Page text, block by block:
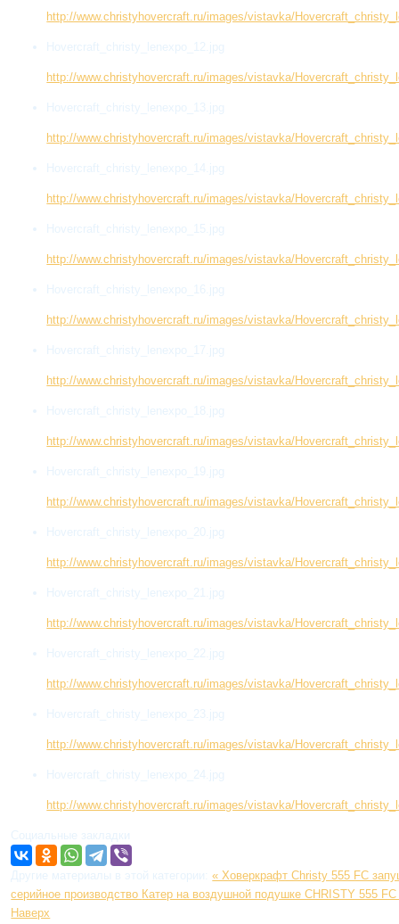
http://www.christyhovercraft.ru/images/vistavka/
Hovercraft_christy_lenexpo_12.jpg
http://www.christyhovercraft.ru/images/vistavka/
Hovercraft_christy_lenexpo_13.jpg
http://www.christyhovercraft.ru/images/vistavka/
Hovercraft_christy_lenexpo_14.jpg
http://www.christyhovercraft.ru/images/vistavka/
Hovercraft_christy_lenexpo_15.jpg
http://www.christyhovercraft.ru/images/vistavka/
Hovercraft_christy_lenexpo_16.jpg
http://www.christyhovercraft.ru/images/vistavka/
Hovercraft_christy_lenexpo_17.jpg
http://www.christyhovercraft.ru/images/vistavka/
Hovercraft_christy_lenexpo_18.jpg
http://www.christyhovercraft.ru/images/vistavka/
Hovercraft_christy_lenexpo_19.jpg
http://www.christyhovercraft.ru/images/vistavka/
Hovercraft_christy_lenexpo_20.jpg
http://www.christyhovercraft.ru/images/vistavka/
Hovercraft_christy_lenexpo_21.jpg
http://www.christyhovercraft.ru/images/vistavka/
Hovercraft_christy_lenexpo_22.jpg
http://www.christyhovercraft.ru/images/vistavka/
Hovercraft_christy_lenexpo_23.jpg
http://www.christyhovercraft.ru/images/vistavka/
Hovercraft_christy_lenexpo_24.jpg
http://www.christyhovercraft.ru/images/vistavka/
Социальные закладки
Другие материалы в этой категории:
« Ховеркрафт Christy 555 FC
серийное производство Катер на воздушной подушке CHRISTY 555
Наверх